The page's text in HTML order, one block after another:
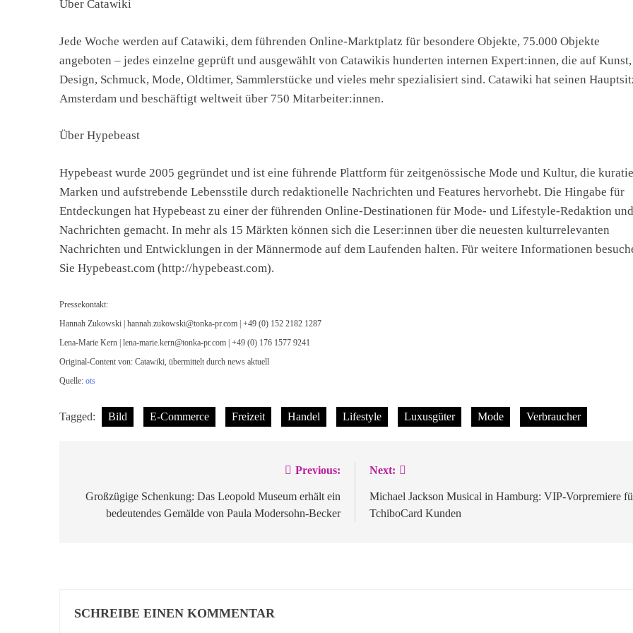
Über Catawiki
Jede Woche werden auf Catawiki, dem führenden Online-Marktplatz für besondere Objekte, 75.000 Objekte
angeboten – jedes einzelne geprüft und ausgewählt von Catawikis hunderten internen Expert:innen, die auf Kunst,
Design, Schmuck, Mode, Oldtimer, Sammlerstücke und vieles mehr spezialisiert sind. Catawiki hat seinen
Amsterdam und beschäftigt weltweit über 750 Mitarbeiter:innen.
Über Hypebeast
Hypebeast wurde 2005 gegründet und ist eine führende Plattform für zeitgenössische Mode und Kultur, die
Marken und aufstrebende Lebensstile durch redaktionelle Nachrichten und Features hervorhebt. Die Hingabe für
Entdeckungen hat Hypebeast zu einer der führenden Online-Destinationen für Mode- und Lifestyle-Redaktion
Nachrichten gemacht. In mehr als 15 Märkten können sich die Leser:innen über die neuesten kulturrelevanten
Nachrichten und Entwicklungen in der Männermode auf dem Laufenden halten. Für weitere Informationen
Sie Hypebeast.com (http://hypebeast.com).
Pressekontakt:
Hannah Zukowski | hannah.zukowski@tonka-pr.com | +49 (0) 152 2182 1287
Lena-Marie Kern | lena-marie.kern@tonka-pr.com | +49 (0) 176 1577 9241
Original-Content von: Catawiki, übermittelt durch news aktuell
Quelle: ots
Tagged: Bild E-Commerce Freizeit Handel Lifestyle Luxusgüter Mode Verbraucher
Previous:
Großzügige Schenkung: Das Leopold Museum erhält ein
bedeutendes Gemälde von Paula Modersohn-Becker
Next:
Michael Jackson Musical in Hamburg: VIP-Vorpremiere
TchiboCard Kunden
SCHREIBE EINEN KOMMENTAR